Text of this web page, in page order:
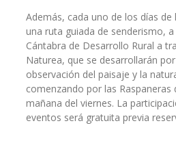
Además, cada uno de los días
una ruta guiada de senderismo,
Cántabra de Desarrollo Rural a
Naturea, que se desarrollarán
observación del paisaje y la
comenzando por las Raspaneras
mañana del viernes. La
eventos será gratuita previa